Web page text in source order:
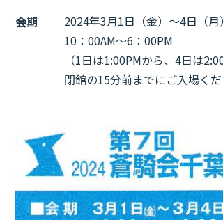
会期
2024年3月1日（金）～4日（月）
10：00AM～6：00PM
（1日は1:00PMから、4日は
閉館の15分前までにご入場く